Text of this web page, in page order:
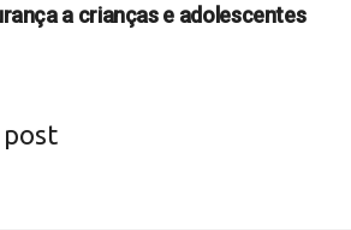
a crianças e adolescentes
post